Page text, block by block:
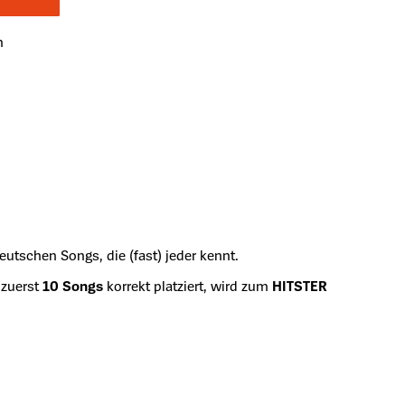
Songs, die (fast) jeder kennt.
10 Songs korrekt platziert, wird zum HITSTER